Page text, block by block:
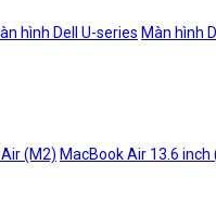
hình Dell U-series Màn hình
(M2) MacBook Air 13.6 inch